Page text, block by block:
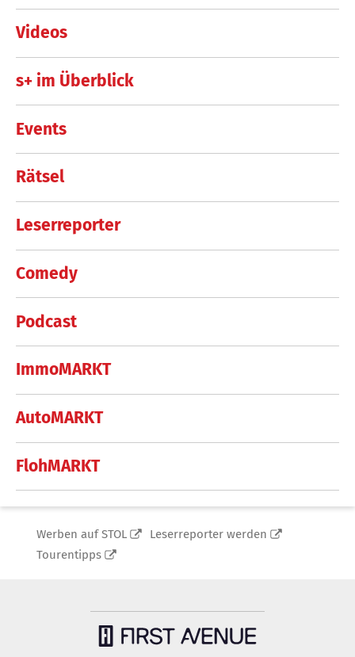
Videos
s+ im Überblick
Events
Rätsel
Leserreporter
Comedy
Podcast
ImmoMARKT
AutoMARKT
FlohMARKT
Werben auf STOL
Leserreporter werden
Tourentipps